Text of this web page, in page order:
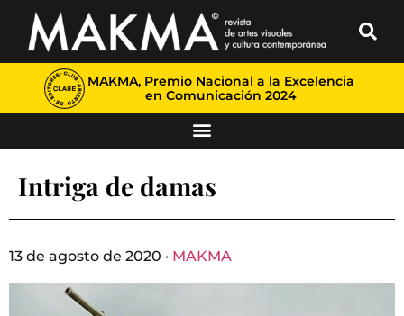
MAKMA, Premio Nacional a la Excelencia
en Comunicación 2024
Intriga de damas
13 de agosto de 2020 · MAKMA